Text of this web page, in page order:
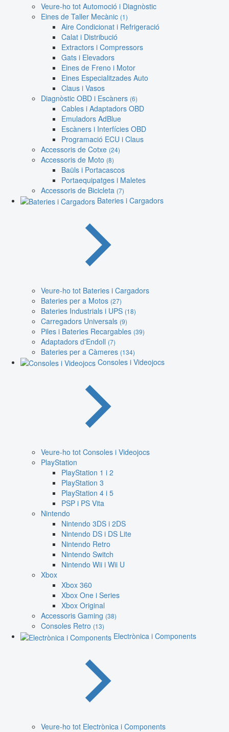
Veure-ho tot Automoció i Diagnòstic
Eines de Taller Mecànic (1)
Aire Condicionat i Refrigeració
Calat i Distribució
Extractors i Compressors
Gats i Elevadors
Eines de Freno i Motor
Eines Especialitzades Auto
Claus i Vasos
Diagnòstic OBD i Escàners (6)
Cables i Adaptadors OBD
Emuladors AdBlue
Escàners i Interfícies OBD
Programació ECU i Claus
Accessoris de Cotxe (24)
Accessoris de Moto (8)
Baüls i Portacascos
Portaequipatges i Maletes
Accessoris de Bicicleta (7)
Bateries i Cargadors
Veure-ho tot Bateries i Cargadors
Bateries per a Motos (27)
Bateries Industrials i UPS (18)
Carregadors Universals (9)
Piles i Bateries Recargables (39)
Adaptadors d'Endoll (7)
Bateries per a Càmeres (134)
Consoles i Videojocs
Veure-ho tot Consoles i Videojocs
PlayStation
PlayStation 1 i 2
PlayStation 3
PlayStation 4 i 5
PSP i PS Vita
Nintendo
Nintendo 3DS i 2DS
Nintendo DS i DS Lite
Nintendo Retro
Nintendo Switch
Nintendo Wii i Wii U
Xbox
Xbox 360
Xbox One i Series
Xbox Original
Accessoris Gaming (38)
Consoles Retro (13)
Electrònica i Components
Veure-ho tot Electrònica i Components